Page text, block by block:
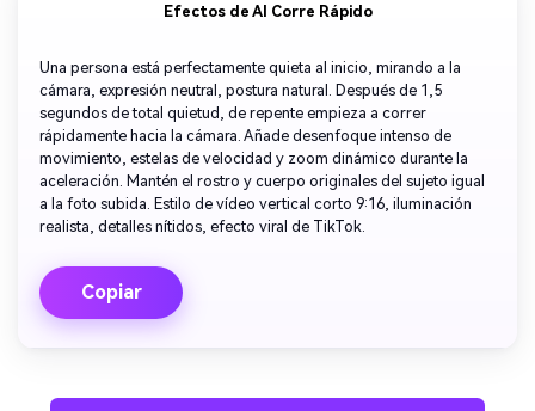
Efectos de AI Corre Rápido
Una persona está perfectamente quieta al inicio, mirando a la
cámara, expresión neutral, postura natural. Después de 1,5
segundos de total quietud, de repente empieza a correr
rápidamente hacia la cámara. Añade desenfoque intenso de
movimiento, estelas de velocidad y zoom dinámico durante la
aceleración. Mantén el rostro y cuerpo originales del sujeto igual
a la foto subida. Estilo de vídeo vertical corto 9:16, iluminación
realista, detalles nítidos, efecto viral de TikTok.
Copiar